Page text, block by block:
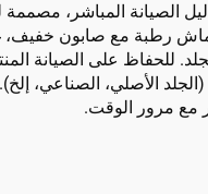
المباشر، مصممة
رطبة مع صابون خفيف،
الأصلي، الصناعي،
مع مرور الوقت.